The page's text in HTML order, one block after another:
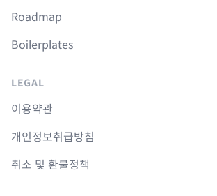
Roadmap
Boilerplates
LEGAL
이용약관
개인정보취급방침
취소 및 환불정책